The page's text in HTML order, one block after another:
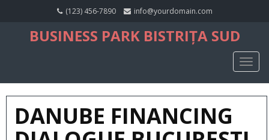
(123) 456-7890 info@yourdomain.com
BUSINESS PARK BISTRIȚA SUD
DANUBE FINANCING